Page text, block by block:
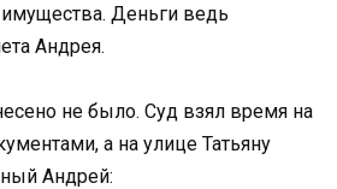
Деньги ведь
Андрея.
не было. Суд взял время на
а на улице Татьяну
Андрей: